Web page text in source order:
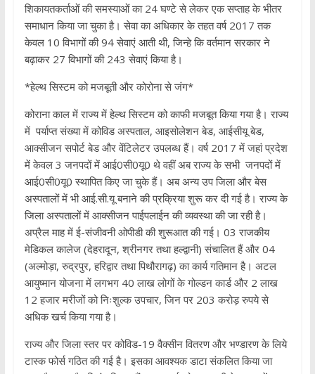
शिकायतकर्ताओं की समस्याओं का 24 घण्टे से लेकर एक सप्ताह के भीतर
समाधान किया जा चुका है। सेवा का अधिकार के तहत वर्ष 2017 तक
केवल 10 विभागों की 94 सेवाएं आती थी, जिन्हे कि वर्तमान सरकार ने
बढ़ाकर 27 विभागों की 243 सेवाएं किया है।
*हेल्थ सिस्टम को मजबूती और कोरोना से जंग*
कोराना काल में राज्य में हेल्थ सिस्टम को काफी मजबूत किया गया है। राज्य
में पर्याप्त संख्या में कोविड अस्पताल, आइसोलेशन बेड, आईसीयू बेड,
आक्सीजन सपोर्ट बेड और वेंटिलेटर उपलब्ध हैं। वर्ष 2017 में जहां प्रदेश
में केवल 3 जनपदों में आई0सी0यू0 थे वहीं अब राज्य के सभी जनपदों में
आई0सी0यू0 स्थापित किए जा चुके हैं। अब अन्य उप जिला और बेस
अस्पतालों में भी आई.सी.यू बनाने की प्रक्रिया शुरू कर दी गई है। राज्य के
जिला अस्पतालों में आक्सीजन पाईपलाईन की व्यवस्था की जा रही है।
अप्रैल माह में ई-संजीवनी ओपीडी की शुरूआत की गई। 03 राजकीय
मेडिकल कालेज (देहरादून, श्रीनगर तथा हल्द्वानी) संचालित हैं और 04
(अल्मोड़ा, रुद्रपुर, हरिद्वार तथा पिथौरागढ़) का कार्य गतिमान है। अटल
आयुष्मान योजना में लगभग 40 लाख लोगों के गोल्डन कार्ड और 2 लाख
12 हजार मरीजों को निःशुल्क उपचार, जिन पर 203 करोड़ रुपये से
अधिक खर्च किया गया है।
राज्य और जिला स्तर पर कोविड-19 वैक्सीन वितरण और भण्डारण के लिये
टास्क फोर्स गठित की गई है। इसका आवश्यक डाटा संकलित किया जा